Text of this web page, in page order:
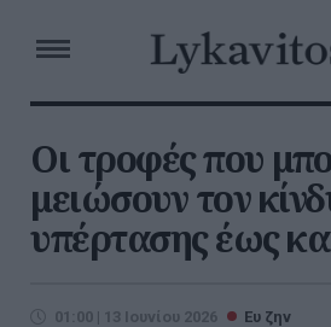
Οι τροφές που
μειώσουν τον
υπέρτασης έως
01:00 | 13 Ιουνίου 2026
Ευ ζην